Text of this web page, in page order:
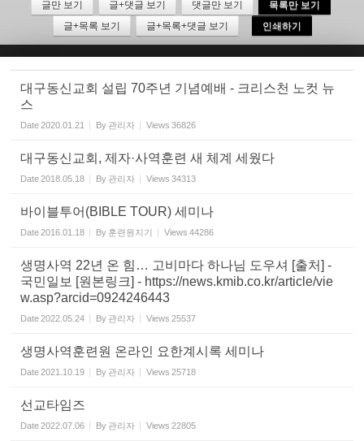
글만 보기 글+댓글 보기 댓글만 보기
목록만 보기
글+목록 보기
글+목록+댓글 보기 인쇄하기
대구동신교회 설립 70주년 기념예배 - 크리스천 노컷 뉴
스
Date 2020.01.21 By 관리자 Views 36826
대구동신교회, 제자·사역훈련 새 체계 세웠다
Date 2018.05.18 By 관리자 Views 34313
바이블투어(BIBLE TOUR) 세미나
Date 2016.01.18 By 훈련원지기 Views 44286
생명사역 22년 온 힘… 고비마다 하나님 도우셔 [출처] -
국민일보 [원본링크] - https://news.kmib.co.kr/article/vie
w.asp?arcid=0924246443
Date 2022.05.24 By 관리자 Views 25537
생명사역훈련원 온라인 요한계시록 세미나
Date 2021.10.19 By 관리자 Views 25718
선교타임즈
Date 2022.07.06 By 관리자 Views 22805
Sketchbook5, 스케치북5
Sketchbook5, 스케치북5